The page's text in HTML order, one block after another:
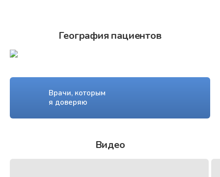
География пациентов
Врачи, которым
я доверяю
Видео